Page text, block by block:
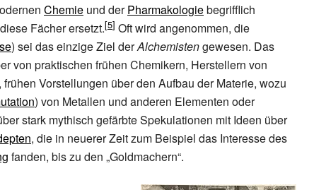
Chemie und derPharmakologiebegrifflich
Fächer ersetzt.
Oft wird angenommen, die
) sei das einzige Ziel derAlchemistengewesen. Das
von praktischen frühen Chemikern, Herstellern von
Vorstellungen über den Aufbau der Materie, wozu
) von Metallen und anderen Elementen oder
stark mythisch gefärbte Spekulationen mit Ideen über
, die in neuerer Zeit zum Beispiel das Interesse des
fanden, bis zu den „Goldmachern“.